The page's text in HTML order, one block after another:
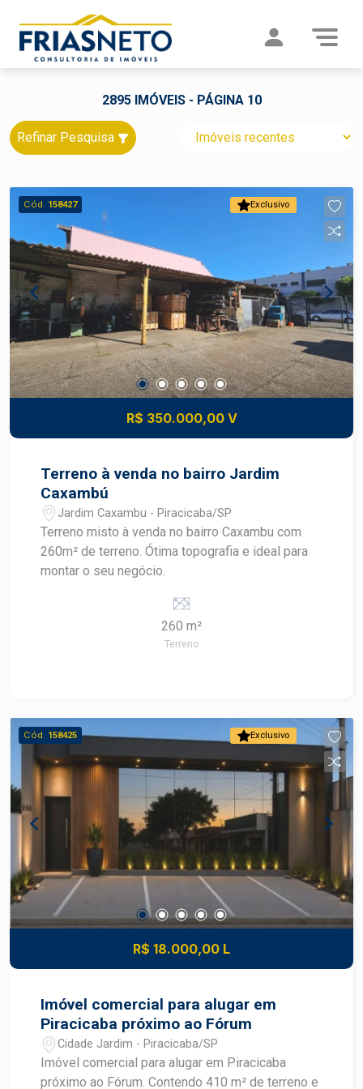
2895 IMÓVEIS - PÁGINA 10
Refinar Pesquisa
Exclusivo
Cód. 158427
R$ 350.000,00 V
Terreno à venda no bairro Jardim
Caxambú
Jardim Caxambu - Piracicaba/SP
Terreno misto à venda no bairro Caxambu com
260m² de terreno. Ótima topografia e ideal para
montar o seu negócio.
260 m²
Terreno
Exclusivo
Cód. 158425
R$ 18.000,00 L
Imóvel comercial para alugar em
Piracicaba próximo ao Fórum
Cidade Jardim - Piracicaba/SP
Imóvel comercial para alugar em Piracicaba
próximo ao Fórum. Contendo 410 m² de terreno e